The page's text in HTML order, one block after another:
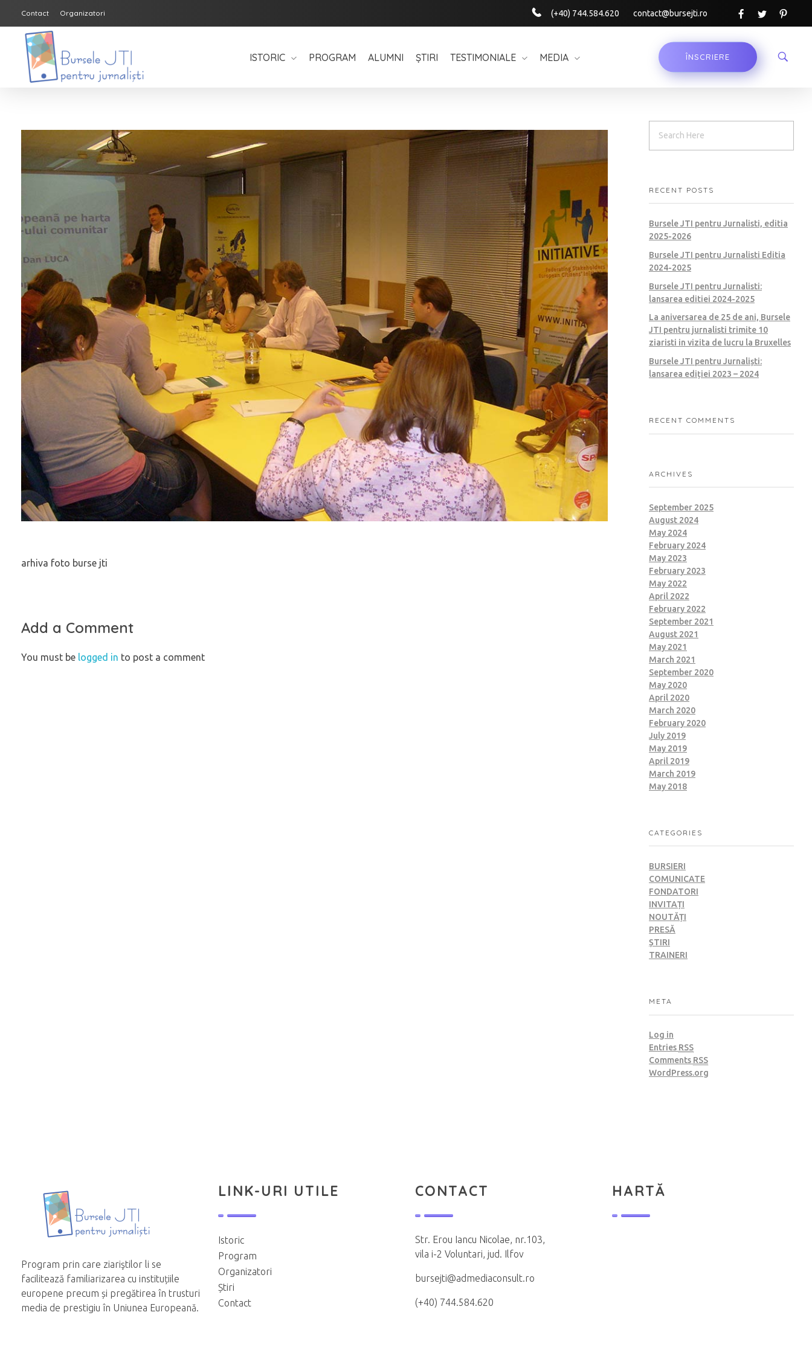
Contact Organizatori (+40) 744.584.620 contact@bursejti.ro
ÎNSCRIERE
ISTORIC PROGRAM ALUMNI ȘTIRI TESTIMONIALE MEDIA
arhiva foto burse jti
Add a Comment
You must be logged in to post a comment
RECENT POSTS
Bursele JTI pentru Jurnalisti, editia
2025-2026
Bursele JTI pentru Jurnalisti Editia
2024-2025
Bursele JTI pentru Jurnalisti:
lansarea editiei 2024-2025
La aniversarea de 25 de ani, Bursele
JTI pentru jurnalisti trimite 10
ziaristi in vizita de lucru la Bruxelles
Bursele JTI pentru Jurnaliști:
lansarea ediției 2023 – 2024
RECENT COMMENTS
ARCHIVES
September 2025
August 2024
May 2024
February 2024
May 2023
February 2023
May 2022
April 2022
February 2022
September 2021
August 2021
May 2021
March 2021
September 2020
May 2020
April 2020
March 2020
February 2020
July 2019
May 2019
April 2019
March 2019
May 2018
CATEGORIES
BURSIERI
COMUNICATE
FONDATORI
INVITAȚI
NOUTĂȚI
PRESĂ
ȘTIRI
TRAINERI
META
Log in
Entries RSS
Comments RSS
WordPress.org
Program prin care ziariştilor li se
facilitează familiarizarea cu instituțiile
europene precum și pregătirea în trusturi
media de prestigiu în Uniunea Europeană.
LINK-URI UTILE
Istoric
Program
Organizatori
Știri
Contact
CONTACT
Str. Erou Iancu Nicolae, nr.103,
vila i-2 Voluntari, jud. Ilfov
bursejti@admediaconsult.ro
(+40) 744.584.620
HARTĂ